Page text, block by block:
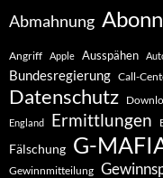
Abmahnung
Angriff Apple Ausspähen
Bundesregierung Call-
Datenschutz
England Ermittlungen
Fälschung G-
Gewinnmitteilung